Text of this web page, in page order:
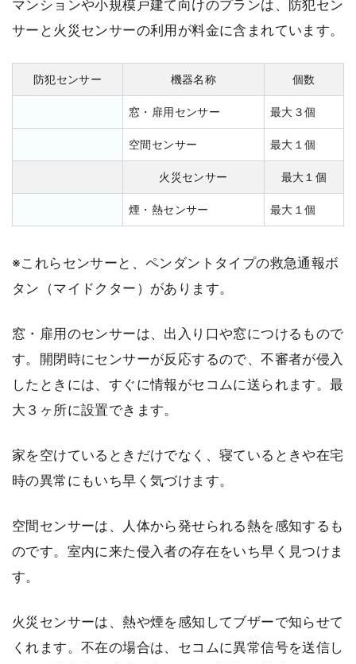
マンションや小規模戸建て向けのプランは、防犯セン
サーと火災センサーの利用が料金に含まれています。
防犯センサー 機器名称 個数
窓・扉用センサー 最大３個
空間センサー 最大１個
火災センサー 最大１個
煙・熱センサー 最大１個
※これらセンサーと、ペンダントタイプの救急通報ボ
タン（マイドクター）があります。
窓・扉用のセンサーは、出入り口や窓につけるもので
す。開閉時にセンサーが反応するので、不審者が侵入
したときには、すぐに情報がセコムに送られます。最
大３ヶ所に設置できます。
家を空けているときだけでなく、寝ているときや在宅
時の異常にもいち早く気づけます。
空間センサーは、人体から発せられる熱を感知するも
のです。室内に来た侵入者の存在をいち早く見つけま
す。
火災センサーは、熱や煙を感知してブザーで知らせて
くれます。不在の場合は、セコムに異常信号を送信し